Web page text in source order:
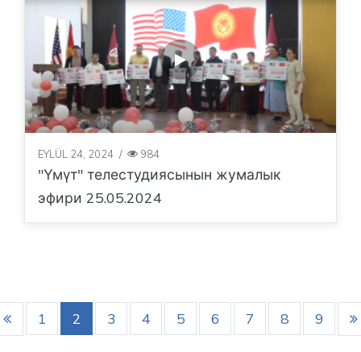
EYLÜL 24, 2024 / 984
"Үмүт" телестудиясынын жумалык
эфири 25.05.2024
1 2 3 4 5 6 7 8 9